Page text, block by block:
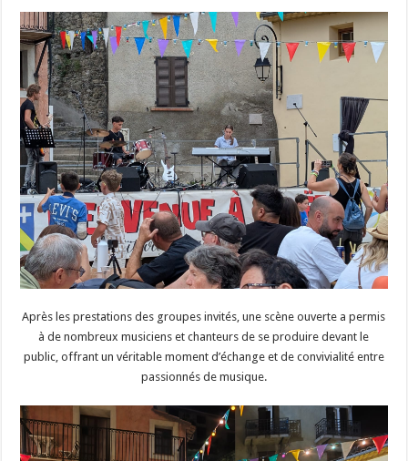
Après les prestations des groupes invités, une scène ouverte a permis
à de nombreux musiciens et chanteurs de se produire devant le
public, offrant un véritable moment d’échange et de convivialité entre
passionnés de musique.